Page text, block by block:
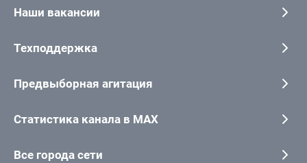
Наши вакансии
Техподдержка
Предвыборная агитация
Статистика канала в MAX
Все города сети